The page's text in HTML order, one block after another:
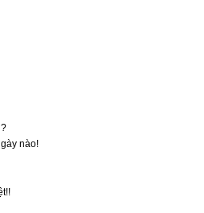
nào!